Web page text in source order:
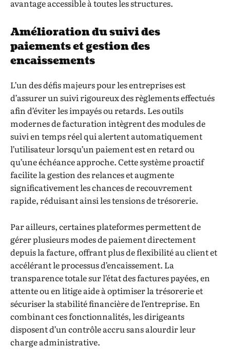
avantage accessible à toutes les structures.
Amélioration du suivi des
paiements et gestion des
encaissements
L’un des défis majeurs pour les entreprises est
d’assurer un suivi rigoureux des règlements effectués
afin d’éviter les impayés ou retards. Les outils
modernes de facturation intègrent des modules de
suivi en temps réel qui alertent automatiquement
l’utilisateur lorsqu’un paiement est en retard ou
qu’une échéance approche. Cette système proactif
facilite la gestion des relances et augmente
significativement les chances de recouvrement
rapide, réduisant ainsi les tensions de trésorerie.
Par ailleurs, certaines plateformes permettent de
gérer plusieurs modes de paiement directement
depuis la facture, offrant plus de flexibilité au client et
accélérant le processus d’encaissement. La
transparence totale sur l’état des factures payées, en
attente ou en litige aide à optimiser la trésorerie et
sécuriser la stabilité financière de l’entreprise. En
combinant ces fonctionnalités, les dirigeants
disposent d’un contrôle accru sans alourdir leur
charge administrative.